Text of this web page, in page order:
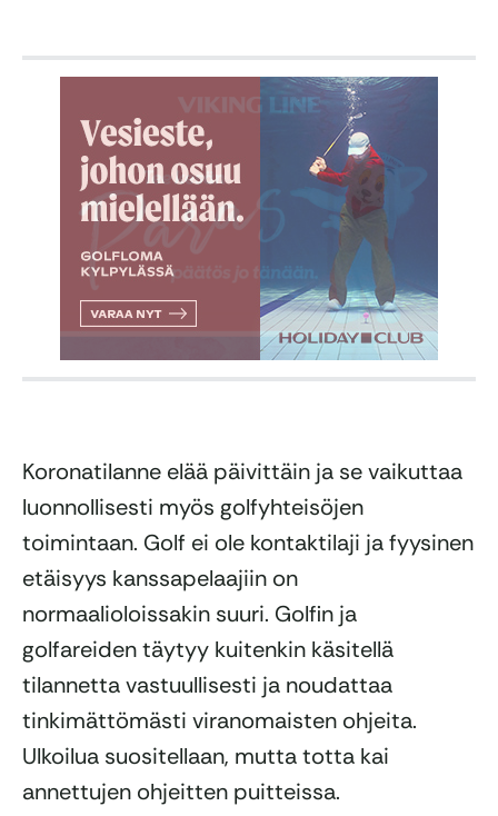
Koronatilanne elää päivittäin ja se vaikuttaa
luonnollisesti myös golfyhteisöjen
toimintaan. Golf ei ole kontaktilaji ja fyysinen
etäisyys kanssapelaajiin on
normaalioloissakin suuri. Golfin ja
golfareiden täytyy kuitenkin käsitellä
tilannetta vastuullisesti ja noudattaa
tinkimättömästi viranomaisten ohjeita.
Ulkoilua suositellaan, mutta totta kai
annettujen ohjeitten puitteissa.